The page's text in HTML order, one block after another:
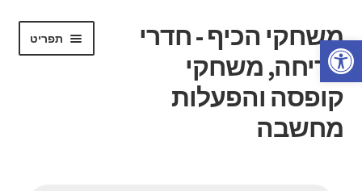
פתח סרגל נגישות
דלג
לניווט
לדלג
לתוכן
משחקי הכיף - חדרי
בריחה, משחקי
קופסה והפעלות
מחשבה
תפריט